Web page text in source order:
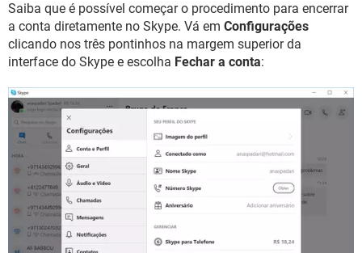
Saiba que é possível começar o procedimento para encerrar
a conta diretamente no Skype. Vá em Configurações
clicando nos três pontinhos na margem superior da
interface do Skype e escolha Fechar a conta: